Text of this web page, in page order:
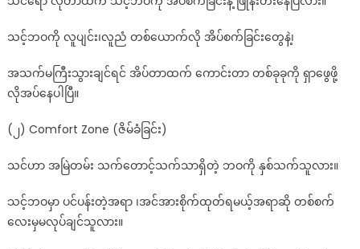
သင့်ဘဝကို လူပျင်း၊လူညံ တစ်ယောက်လို အိပ်စက်ခြင်းတွေနဲ့၊
အသက်မကြီးသွားချင်ရင် အိပ်တာထက် ကောင်းတာ တစ်ခုခုကို ရှာဖွေဖို့
လိုအပ်နေပါပြီ။
(၂) Comfort Zone (ဇိမ်ခံခြင်း)
သင်ဟာ အမြဲတမ်း သက်တောင့်သက်သာရှိတဲ့ ဘဝကို နှစ်သက်သူလား။
သင့်ဘဝမှာ ပင်ပန်းတဲ့အရာ ၊အင်အားစိုက်ထုတ်ရမယ့်အရာဆို တစ်စက်
လေးမှမလုပ်ချင်သူလား။